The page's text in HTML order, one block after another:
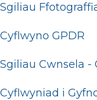
Sgiliau
Cyflwyno GPDR
Sgiliau Cwnsela -
Cyflwyniad i